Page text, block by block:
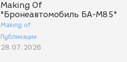
Making Of
"Бронеавтомобиль БА-М85"
Making of
Публикации
28.07.2026